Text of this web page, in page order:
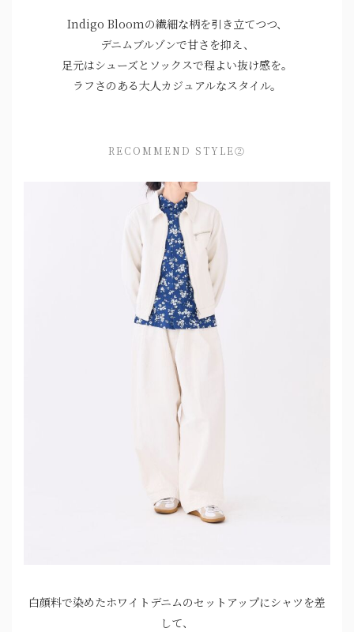
Indigo Bloomの繊細な柄を引き立てつつ、
デニムブルゾンで甘さを抑え、
足元はシューズとソックスで程よい抜け感を。
ラフさのある大人カジュアルなスタイル。
RECOMMEND STYLE②
白顔料で染めたホワイトデニムのセットアップにシャツを差
して、